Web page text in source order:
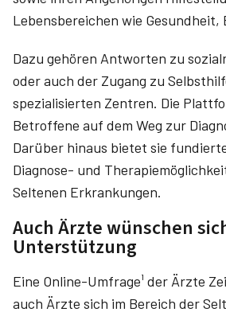
Lebensbereichen wie Gesundheit,
Dazu gehören Antworten zu
oder auch der Zugang zu
spezialisierten Zentren. Die
Betroffene auf dem Weg zur
Darüber hinaus bietet sie
Diagnose- und
Seltenen Erkrankungen.
Auch Ärzte wünschen
Unterstützung
Eine Online-Umfrage¹ der Ärzte
auch Ärzte sich im Bereich der